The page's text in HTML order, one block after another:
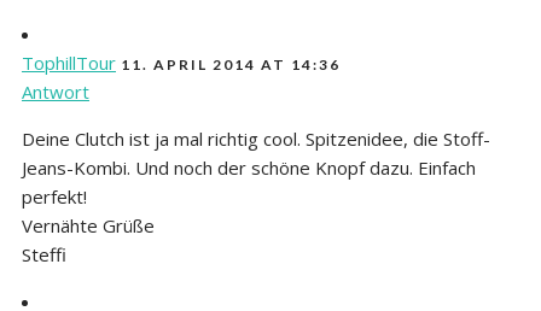
TophillTour 11. APRIL 2014 AT 14:36
Antwort
Deine Clutch ist ja mal richtig cool. Spitzenidee, die Stoff-
Jeans-Kombi. Und noch der schöne Knopf dazu. Einfach
perfekt!
Vernähte Grüße
Steffi